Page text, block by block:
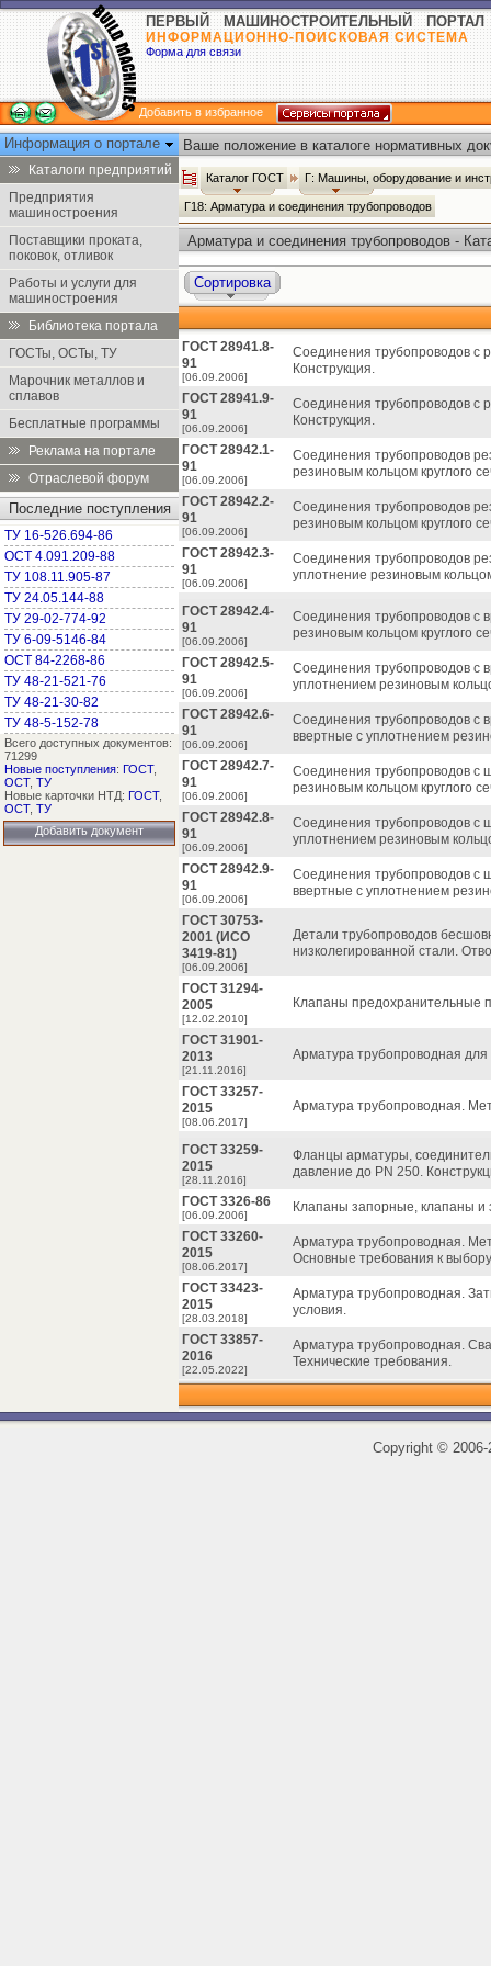
ПЕРВЫЙ МАШИНОСТРОИТЕЛЬНЫЙ ПОРТАЛ
ИНФОРМАЦИОННО-ПОИСКОВАЯ СИСТЕМА
Форма для связи
Добавить в избранное
Информация о портале
Каталоги предприятий
Предприятия
машиностроения
Поставщики проката,
поковок, отливок
Работы и услуги для
машиностроения
Библиотека портала
ГОСТы, ОСТы, ТУ
Марочник металлов и
сплавов
Бесплатные программы
Реклама на портале
Отраслевой форум
Последние поступления
ТУ 16-526.694-86
ОСТ 4.091.209-88
ТУ 108.11.905-87
ТУ 24.05.144-88
ТУ 29-02-774-92
ТУ 6-09-5146-84
ОСТ 84-2268-86
ТУ 48-21-521-76
ТУ 48-21-30-82
ТУ 48-5-152-78
Всего доступных документов:
71299
Новые поступления: ГОСТ,
ОСТ, ТУ
Новые карточки НТД: ГОСТ,
ОСТ, ТУ
Добавить документ
Ваше положение в каталоге нормативных
Каталог ГОСТ Г: Машины, оборудование и
Г18: Арматура и соединения трубопроводов
Арматура и соединения трубопроводов -
Сортировка
ГОСТ 28941.8-
91
[06.09.2006]
Соединения трубопроводов с
Конструкция.
ГОСТ 28941.9-
91
[06.09.2006]
Соединения трубопроводов с
Конструкция.
ГОСТ 28942.1-
91
[06.09.2006]
Соединения трубопроводов
резиновым кольцом круглого
ГОСТ 28942.2-
91
[06.09.2006]
Соединения трубопроводов
резиновым кольцом круглого
ГОСТ 28942.3-
91
[06.09.2006]
Соединения трубопроводов
уплотнение резиновым
ГОСТ 28942.4-
91
[06.09.2006]
Соединения трубопроводов с
резиновым кольцом круглого
ГОСТ 28942.5-
91
[06.09.2006]
Соединения трубопроводов с
уплотнением резиновым
ГОСТ 28942.6-
91
[06.09.2006]
Соединения трубопроводов с
ввертные с уплотнением
ГОСТ 28942.7-
91
[06.09.2006]
Соединения трубопроводов с
резиновым кольцом круглого
ГОСТ 28942.8-
91
[06.09.2006]
Соединения трубопроводов с
уплотнением резиновым
ГОСТ 28942.9-
91
[06.09.2006]
Соединения трубопроводов с
ввертные с уплотнением
ГОСТ 30753-
2001 (ИСО
3419-81)
[06.09.2006]
Детали трубопроводов
низколегированной стали.
ГОСТ 31294-
2005
[12.02.2010]
Клапаны предохранительные
ГОСТ 31901-
2013
[21.11.2016]
Арматура трубопроводная
ГОСТ 33257-
2015
[08.06.2017]
Арматура трубопроводная.
ГОСТ 33259-
2015
[28.11.2016]
Фланцы арматуры,
давление до PN 250.
ГОСТ 3326-86
[06.09.2006]
Клапаны запорные, клапаны
ГОСТ 33260-
2015
[08.06.2017]
Арматура трубопроводная.
Основные требования к
ГОСТ 33423-
2015
[28.03.2018]
Арматура трубопроводная.
условия.
ГОСТ 33857-
2016
[22.05.2022]
Арматура трубопроводная.
Технические требования.
Copyright ©